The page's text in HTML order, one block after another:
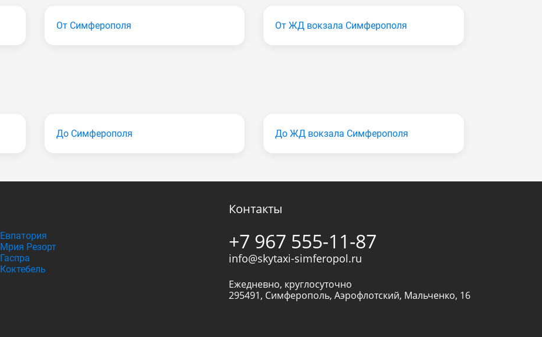
От Симферополя От ЖД вокзала Симферополя
До Симферополя До ЖД вокзала Симферополя
Евпатория
Мрия Резорт
Гаспра
Коктебель
Контакты
+7 967 555-11-87
info@skytaxi-simferopol.ru
Ежедневно, круглосуточно
295491, Симферополь, Аэрофлотский, Мальченко, 16